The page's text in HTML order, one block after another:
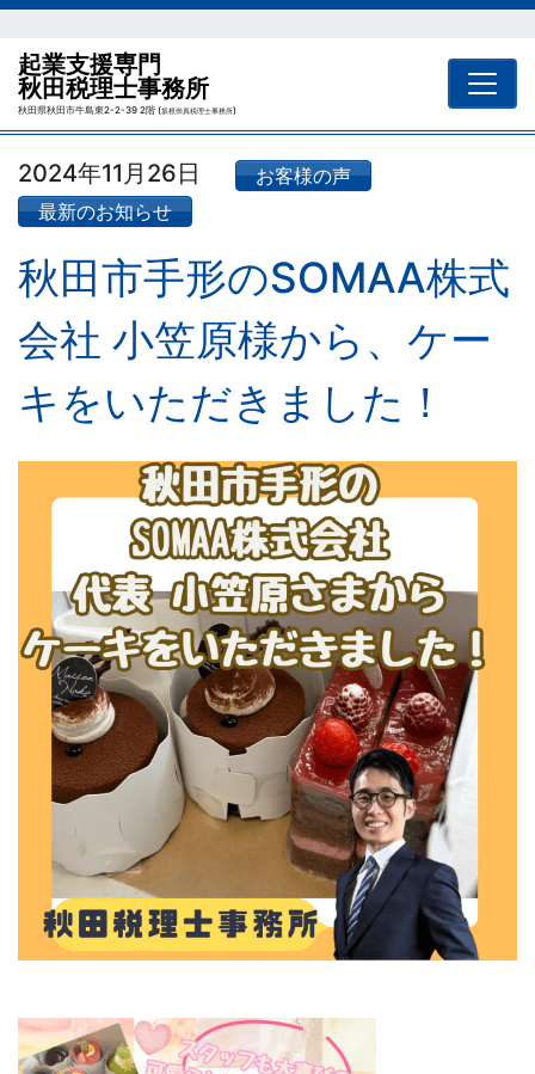
起業支援専門
秋田税理士事務所
秋田県秋田市牛島東2-2-39 2階 (坂根崇真税理士事務所)
2024年11月26日
お客様の声
最新のお知らせ
秋田市手形のSOMAA株式
会社 小笠原様から、ケー
キをいただきました！